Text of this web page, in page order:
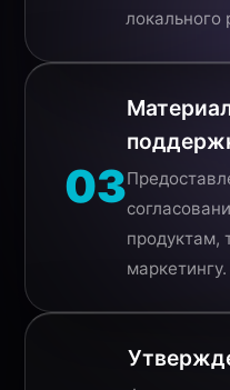
локального
03
продуктам,
маркетингу.